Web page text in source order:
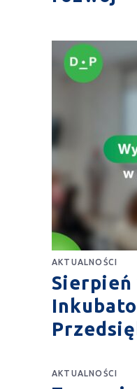
AKTUALNOŚCI
Sierpień
AKTUALNOŚCI